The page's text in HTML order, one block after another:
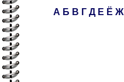
А Б В Г Д Е Ё Ж